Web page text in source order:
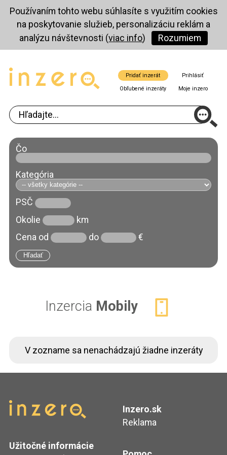
Používaním tohto webu súhlasíte s využitím cookies
na poskytovanie služieb, personalizáciu reklám a
analýzu návštevnosti (viac info) Rozumiem
Pridať inzerát
Prihlásiť
Obľubené inzeráty
Moje inzero
Čo
Kategória
PSČ
Okolie
km
Cena od do €
Inzercia Mobily
V zozname sa nenachádzajú žiadne inzeráty
Inzero.sk
Reklama
Užitočné informácie